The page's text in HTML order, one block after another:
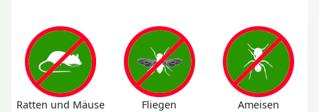
Ratten und Mäuse Fliegen Ameisen